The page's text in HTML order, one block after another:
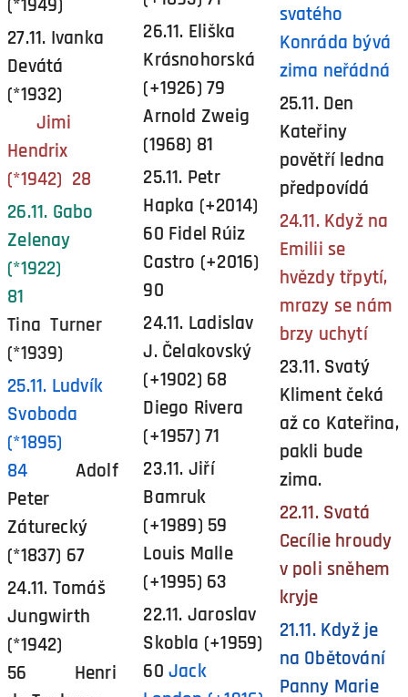
(*1949)
27.11. Ivanka
Devátá
(*1932)
Jimi
Hendrix
(*1942) 28
26.11. Gabo
Zelenay
(*1922)
81
Tina Turner
(*1939)
25.11. Ludvík
Svoboda
(*1895)
84
Adolf
Peter
Záturecký
(*1837) 67
24.11. Tomáš
Jungwirth
(*1942)
56 Henri
26.11. Eliška
Krásnohorská
(+1926) 79
Arnold Zweig
(1968) 81
25.11. Petr
Hapka (+2014)
60 Fidel Rúiz
Castro (+2016)
90
24.11. Ladislav
J. Čelakovský
(+1902) 68
Diego Rivera
(+1957) 71
23.11. Jiří
Bamruk
(+1989) 59
Louis Malle
(+1995) 63
22.11. Jaroslav
Skobla (+1959)
60Jack
svatého
Konráda bývá
zima neřádná
25.11. Den
Kateřiny
povětří ledna
předpovídá
24.11. Když na
Emilii se
hvězdy třpytí,
mrazy se nám
brzy uchytí
23.11. Svatý
Kliment čeká
až co Kateřina,
pakli bude
zima.
22.11. Svatá
Cecílie hroudy
v poli sněhem
kryje
21.11. Když je
na Obětování
Panny Marie